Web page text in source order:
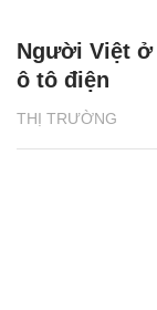
THỊ TRƯỜNG
Người Việt ở
ô tô điện